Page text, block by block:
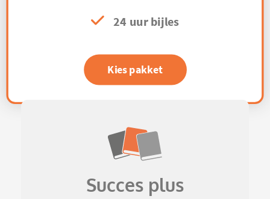
24 uur bijles
Kies pakket
Succes plus